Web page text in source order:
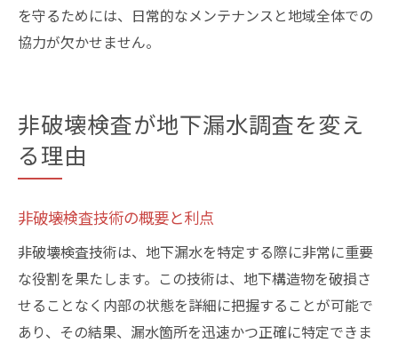
を守るためには、日常的なメンテナンスと地域全体での
協力が欠かせません。
非破壊検査が地下漏水調査を変え
る理由
非破壊検査技術の概要と利点
非破壊検査技術は、地下漏水を特定する際に非常に重要
な役割を果たします。この技術は、地下構造物を破損さ
せることなく内部の状態を詳細に把握することが可能で
あり、その結果、漏水箇所を迅速かつ正確に特定できま